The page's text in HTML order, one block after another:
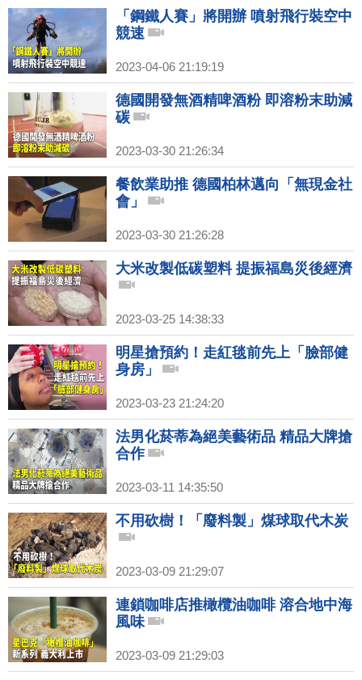
「鋼鐵人賽」將開辦 噴射飛行裝空中
競速
2023-04-06 21:19:19
德國開發無酒精啤酒粉 即溶粉末助減
碳
2023-03-30 21:26:34
餐飲業助推 德國柏林邁向「無現金社
會」
2023-03-30 21:26:28
大米改製低碳塑料 提振福島災後經濟
2023-03-25 14:38:33
明星搶預約！走紅毯前先上「臉部健
身房」
2023-03-23 21:24:20
法男化菸蒂為絕美藝術品 精品大牌搶
合作
2023-03-11 14:35:50
不用砍樹！「廢料製」煤球取代木炭
2023-03-09 21:29:07
連鎖咖啡店推橄欖油咖啡 溶合地中海
風味
2023-03-09 21:29:03